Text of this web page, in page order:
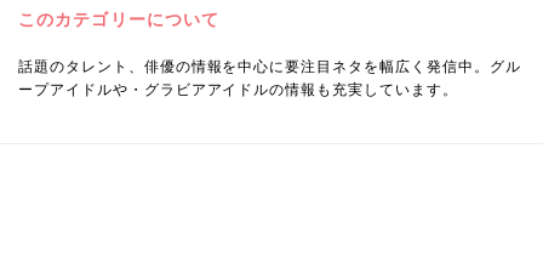
このカテゴリーについて
話題のタレント、俳優の情報を中心に要注目ネタを幅広く発信中。グル
ープアイドルや・グラビアアイドルの情報も充実しています。